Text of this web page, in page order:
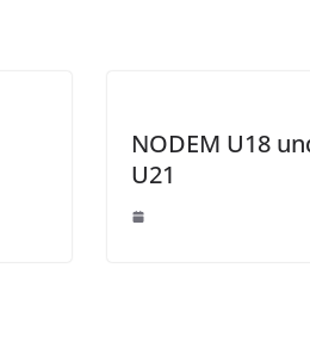
NODEM U18
U21